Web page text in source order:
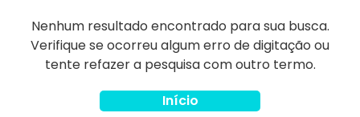
Nenhum resultado encontrado para sua busca.
Verifique se ocorreu algum erro de digitação ou
tente refazer a pesquisa com outro termo.
Início